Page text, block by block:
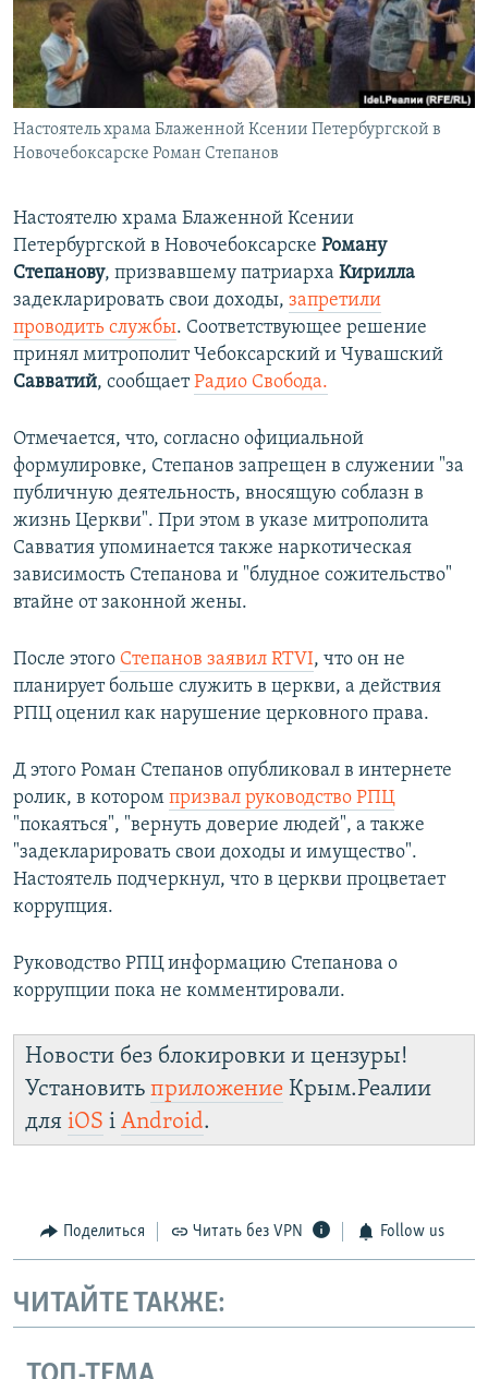
ПОБЕДИТЕЛЕЙ НЕ СУДЯТ?
КРЫМ.НЕПОКОРЕННЫЙ
ELIFBE
УКРАИНСКАЯ ПРОБЛЕМА КРЫМА
ПРИСОЕДИНЯЙТЕСЬ!
Все сайты RFE/RL
Настоятель храма Блаженной Ксении Петербургской в
Новочебоксарске Роман Степанов
Настоятелю храма Блаженной Ксении
Петербургской в Новочебоксарске Роману
Степанову, призвавшему патриарха Кирилла
задекларировать свои доходы, запретили
проводить службы. Соответствующее решение
принял митрополит Чебоксарский и Чувашский
Савватий, сообщаетРадио Свобода.
Отмечается, что, согласно официальной
формулировке, Степанов запрещен в служении "за
публичную деятельность, вносящую соблазн в
жизнь Церкви". При этом в указе митрополита
Савватия упоминается также наркотическая
зависимость Степанова и "блудное сожительство"
втайне от законной жены.
После этого Степанов заявил RTVI, что он не
планирует больше служить в церкви, а действия
РПЦ оценил как нарушение церковного права.
Д этого Роман Степанов опубликовал в интернете
ролик, в котором призвал руководство РПЦ
"покаяться", "вернуть доверие людей", а также
"задекларировать свои доходы и имущество".
Настоятель подчеркнул, что в церкви процветает
коррупция.
Руководство РПЦ информацию Степанова о
коррупции пока не комментировали.
Новости без блокировки и цензуры!
Установить приложение Крым.Реалии
для iOS і Android.
Поделиться Читать без VPN Follow us
ЧИТАЙТЕ ТАКЖЕ: